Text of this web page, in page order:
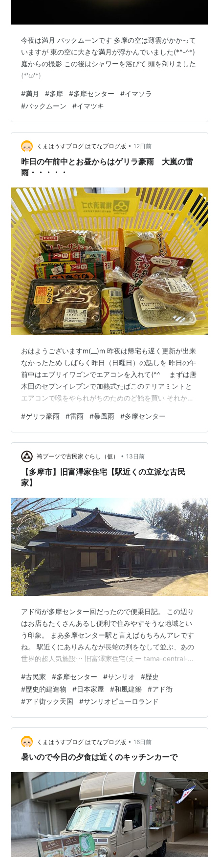
今夜は満月 バックムーンです 多摩の空は薄雲がかかって
いますが 東の空に大きな満月が浮かんでいました(*^-^*)
庭からの撮影 この後はシャワーを浴びて 頭を剃りました
(*'ω'*)
#満月 #多摩 #多摩センター #イマソラ
#バックムーン #イマツキ
くまはうすブログ はてなブログ版 • 12日前
昨日の午前中とお昼からはゲリラ豪雨 大嵐の雷
雨・・・・・
おはようございますm(__)m 昨夜は帰宅も遅く更新が出来
なかったため しばらく昨日（日曜日）の話しを 昨日の午
前中はエブリイワゴンでエアコンを入れて(^^ゞ まずは唐
木田のセブンイレブンで加熱式たばこのテリアミントと
エアコンで喉をやられがちのためのど飴を買い それから
たしか土用丑の日？だったようなのでうなぎまぶしごは
んと菓子パンをお昼ごはんに(*^-^*) ブラック缶コーヒー
がなかったため仕方なく普通の缶コーヒーを買い(´；ω；
`)ｳｯ… ロータリーでエアコンを入れた車内で一服
(-。-)y-゜゜゜ 帰って☆彡 おいしく食べました(*^…
#ゲリラ豪雨 #雷雨 #暴風雨 #多摩センター
袴ブーツで古民家ぐらし（仮） • 13日前
【多摩市】旧富澤家住宅【駅近くの立派な古民
家】
アド街が多摩センター回だったので便乗日記。 この辺り
はお店もたくさんあるし便利で住みやすそうな地域とい
う印象。 まあ多摩センター駅と言えばもちろんアレです
ね。 駅近くにありみんなが長蛇の列をなして並ぶ、あの
世界的超人気施設⋯ 旧富澤家住宅(えー tama-central-
18時まで） 休館日 原則として、毎週月曜日・第二、第四
木曜日（但し、国民の祝日にあたる場合は、その翌日）
年末年始(12/29～1/3),その他臨時休館日あり。建物の保
護と保存のため、ご理解、ご協力をお願いします。 ※公
式サイトより引用 サンリオピューロランド…
#古民家 #多摩センター #サンリオ #歴史
#歴史的建造物 #日本家屋 #和風建築 #アド街
#アド街ック天国 #サンリオピューロランド
くまはうすブログ はてなブログ版 • 16日前
暑いので今日の夕食は近くのキッチンカーで